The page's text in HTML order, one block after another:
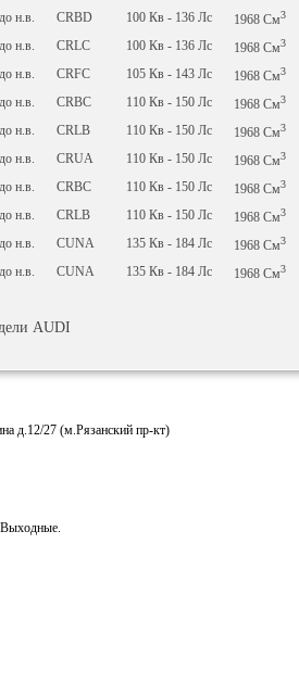
н.в. CRBD 100 Кв - 136 Лс 1968 См3
н.в. CRLC 100 Кв - 136 Лс 1968 См3
н.в. CRFC 105 Кв - 143 Лс 1968 См3
н.в. CRBC 110 Кв - 150 Лс 1968 См3
н.в. CRLB 110 Кв - 150 Лс 1968 См3
н.в. CRUA 110 Кв - 150 Лс 1968 См3
н.в. CRBC 110 Кв - 150 Лс 1968 См3
н.в. CRLB 110 Кв - 150 Лс 1968 См3
н.в. CUNA 135 Кв - 184 Лс 1968 См3
н.в. CUNA 135 Кв - 184 Лс 1968 См3
AUDI
д.12/27 (м.Рязанский пр-кт)